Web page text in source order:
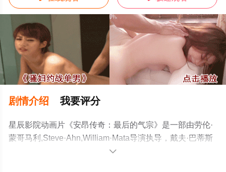
剧情介绍 我要评分
星辰影院动画片《安昂传奇：最后的气宗》是一部由劳伦·
蒙哥马利,Steve·Ahn,William·Mata导演执导，戴夫·巴蒂斯
塔,塔伊加·维迪提,芙蕾达·平托,史蒂文·元,关继威,杰拉尔丁·
